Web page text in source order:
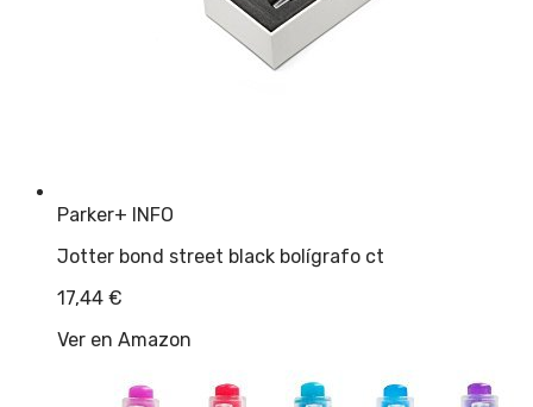
Parker+ INFO
Jotter bond street black bolígrafo ct
17,44 €
Ver en Amazon